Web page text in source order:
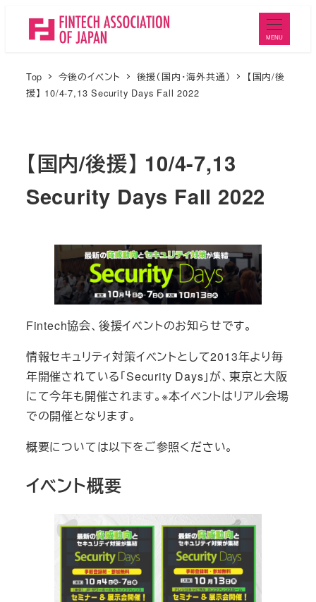
MENU
Top 今後のイベント 後援（国内・海外共通）
【国内/後
援】 10/4-7,13 Security Days Fall 2022
【国内/後援】 10/4-7,13
Security Days Fall 2022
Fintech協会、後援イベントのお知らせです。
情報セキュリティ対策イベントとして2013年より毎
年開催されている「Security Days」が、東京と大阪
にて今年も開催されます。※本イベントはリアル会場
での開催となります。
概要については以下をご参照ください。
イベント概要